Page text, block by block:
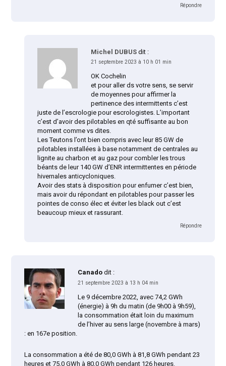
Répondre
Michel DUBUS dit :
21 septembre 2023 à 10 h 01 min
OK Cochelin
et pour aller ds votre sens, se servir
de moyennes pour affirmer la
pertinence des intermittents c’est
juste de l’escrologie pour escrologistes. L’important
c’est d’avoir des pilotables en qté suffisante au bon
moment comme vs dites.
Les Teutons l’ont bien compris avec leur 85 GW de
pilotables installées à base notamment de centrales au
lignite au charbon et au gaz pour combler les trous
béants de leur 140 GW d’ENR intermittentes en période
hivernales anticycloniques.
Avoir des stats à disposition pour enfumer c’est bien,
mais avoir du répondant en pilotables pour passer les
pointes de conso élec et éviter les black out c’est
beaucoup mieux et rassurant.
Répondre
Canado dit :
21 septembre 2023 à 13 h 04 min
Le 9 décembre 2022, avec 74,2 GWh
(énergie) à 9h du matin (de 9h00 à 9h59),
la consommation était loin du maximum
de l’hiver au sens large (novembre à mars)
: en 167e position.
La consommation a été de 80,0 GWh à 81,8 GWh pendant 23
heures et 75,0 GWh à 80,0 GWh pendant 126 heures.